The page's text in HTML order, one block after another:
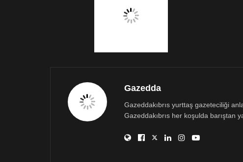
Gazedda
Gazeddakıbrıs yurttaş gazeteciliği
Gazeddakıbrıs her koşulda barıştan